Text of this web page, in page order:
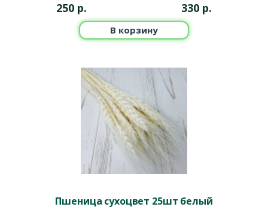
250 р. 330 р.
В корзину
Пшеница сухоцвет 25шт белый